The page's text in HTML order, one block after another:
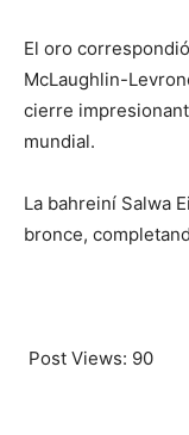
El oro
McLaughlin-
cierre
mundial.
La bahreiní Salwa
bronce,
Post Views: 90